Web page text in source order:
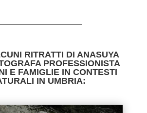
RITRATTI DI ANASUYA
PROFESSIONISTA
E FAMIGLIE IN CONTESTI
IN UMBRIA: